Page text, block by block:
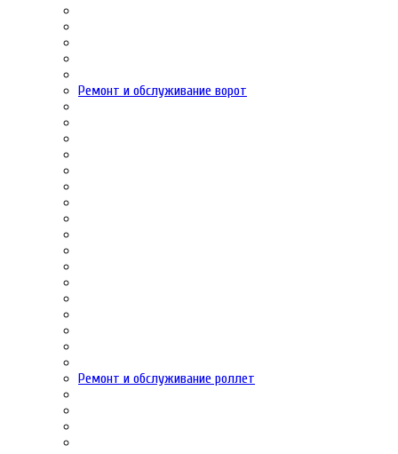
Ремонт и обслуживание ворот
Ремонт и обслуживание роллет